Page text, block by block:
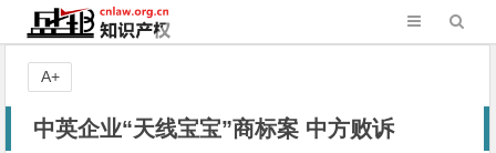
中英企业“天线宝宝”商标案 中方败诉
A+